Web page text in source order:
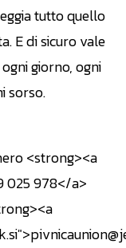
tutto quello
E di sicuro vale
giorno, ogni
sorso.
<strong><a
025 978</a>